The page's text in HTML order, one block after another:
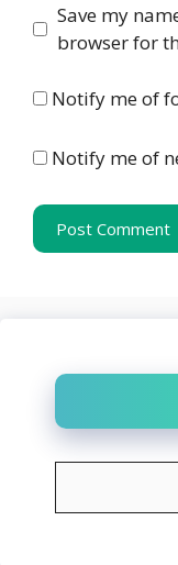
Website
Save my
browser for
Notify me of
Notify me of